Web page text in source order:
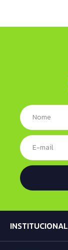
INSTITUCIONAL